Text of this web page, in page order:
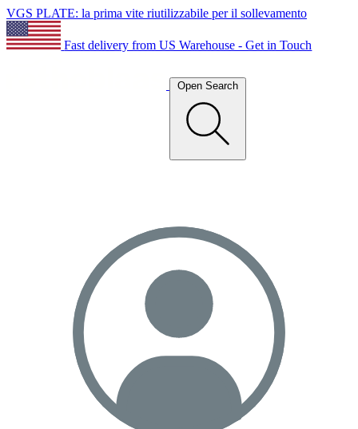
VGS PLATE: la prima vite riutilizzabile per il sollevamento
Fast delivery from US Warehouse - Get in Touch
Open Search